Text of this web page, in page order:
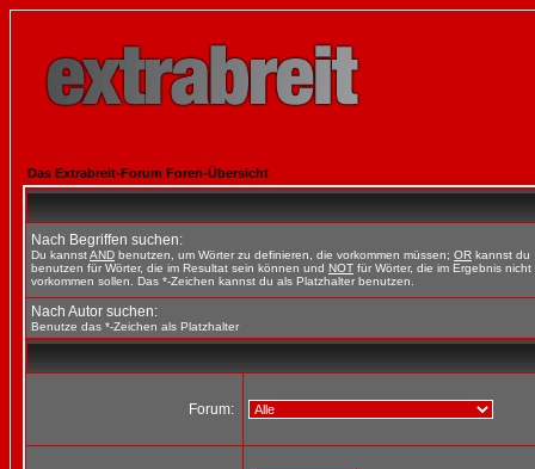
Das Extrabreit-Forum Foren-Übersicht
Nach Begriffen suchen:
Du kannstAND benutzen, um Wörter zu definieren, die vorkommen müssen; OR kannst du
benutzen für Wörter, die im Resultat sein können und NOT für Wörter, die im Ergebnis nicht
vorkommen sollen. Das *-Zeichen kannst du als Platzhalter benutzen.
Nach Autor suchen:
Benutze das *-Zeichen als Platzhalter
Forum: